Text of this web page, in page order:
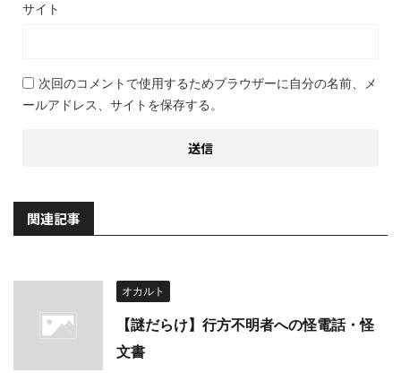
サイト
次回のコメントで使用するためブラウザーに自分の名前、メ
ールアドレス、サイトを保存する。
関連記事
オカルト
【謎だらけ】行方不明者への怪電話・怪
文書